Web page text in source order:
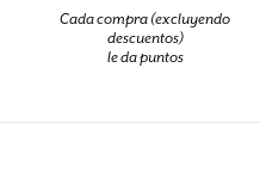
Cada compra (excluyendo
descuentos)
le da puntos